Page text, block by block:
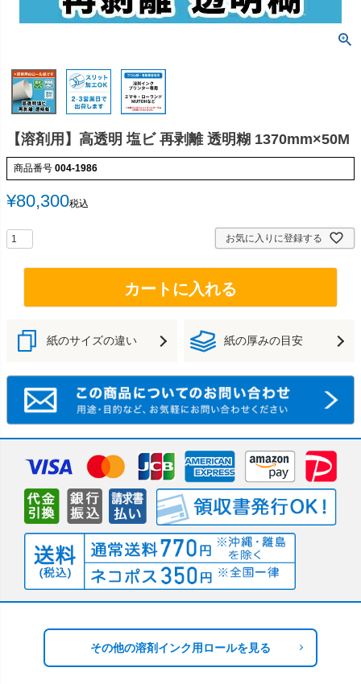
【溶剤用】高透明 塩ビ 再剥離 透明糊 1370mm×50M
商品番号 004-1986
¥80,300税込
お気に入りに登録する
カートに入れる
紙のサイズの違い 紙の厚みの目安
その他の溶剤インク用ロールを見る